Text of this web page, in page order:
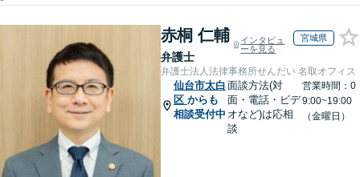
赤桐 仁輔
弁護士
インタビュ
ーを見る
宮城県
弁護士法人法律事務所せんだい 名取オフィス
仙台市太白
区 からも
相談受付中
面談方法(対
面・電話・ビデ
オなど)は応相
談
営業時間：0
9:00~19:00
（金曜日）